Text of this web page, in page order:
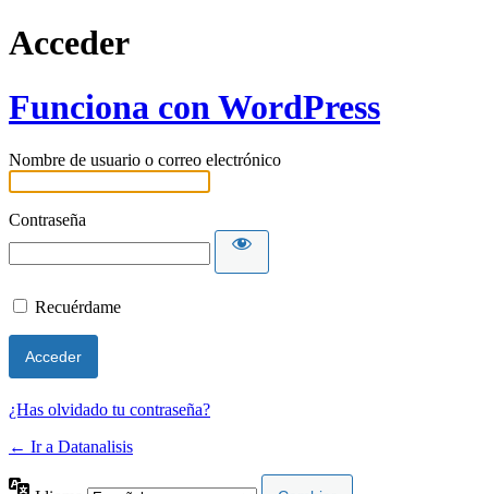
Acceder
Funciona con WordPress
Nombre de usuario o correo electrónico
Contraseña
Recuérdame
¿Has olvidado tu contraseña?
← Ir a Datanalisis